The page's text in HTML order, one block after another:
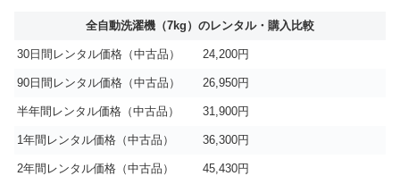
全自動洗濯機（7kg）のレンタル・購入比較
30日間レンタル価格（中古品） 24,200円
90日間レンタル価格（中古品） 26,950円
半年間レンタル価格（中古品） 31,900円
1年間レンタル価格（中古品） 36,300円
2年間レンタル価格（中古品） 45,430円